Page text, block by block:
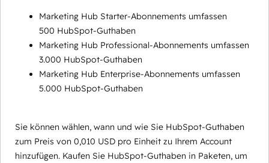
Marketing Hub Starter-Abonnements umfassen
500 HubSpot-Guthaben
Marketing Hub Professional-Abonnements umfassen
3.000 HubSpot-Guthaben
Marketing Hub Enterprise-Abonnements umfassen
5.000 HubSpot-Guthaben
Sie können wählen, wann und wie Sie HubSpot-Guthaben
zum Preis von 0,010 USD pro Einheit zu Ihrem Account
hinzufügen. Kaufen Sie HubSpot-Guthaben in Paketen, um